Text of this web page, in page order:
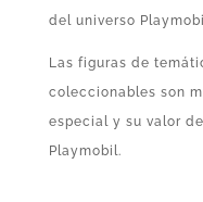
del universo
Las figuras de
coleccionables son
especial y su valor
Playmobil.